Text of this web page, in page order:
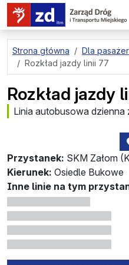
przejdź do treści strony
Strona główna Dla
Rozkład jazdy linii 77
Rozkład jazdy
Linia autobusowa dzienna
Przystanek: SKM Załom
Kierunek: Osiedle Bukowe
Inne linie na tym